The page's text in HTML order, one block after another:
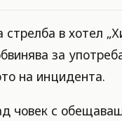
в хотел
за
на инцидента.
човек с